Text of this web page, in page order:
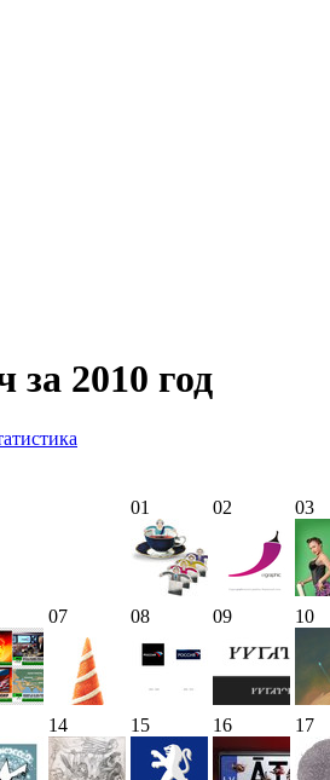
за 2010 год
01
02 03
07 08 09 10
14 15 16 17